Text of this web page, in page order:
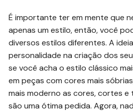
É importante ter em mente que
apenas um estilo, então, você
diversos estilos diferentes. A
personalidade na criação dos
se você acha o estilo clássico
em peças com cores mais
mais moderno as cores, cortes e
são uma ótima pedida. Agora,